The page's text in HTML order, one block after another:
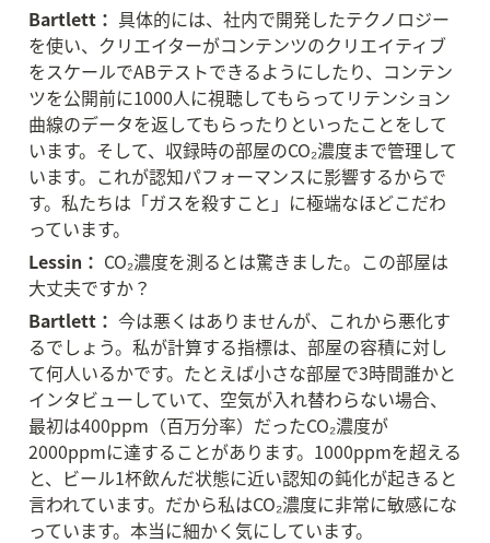
Bartlett： 具体的には、社内で開発したテクノロジー
を使い、クリエイターがコンテンツのクリエイティブ
をスケールでABテストできるようにしたり、コンテン
ツを公開前に1000人に視聴してもらってリテンション
曲線のデータを返してもらったりといったことをして
います。そして、収録時の部屋のCO₂濃度まで管理して
います。これが認知パフォーマンスに影響するからで
す。私たちは「ガスを殺すこと」に極端なほどこだわ
っています。
Lessin： CO₂濃度を測るとは驚きました。この部屋は
大丈夫ですか？
Bartlett： 今は悪くはありませんが、これから悪化す
るでしょう。私が計算する指標は、部屋の容積に対し
て何人いるかです。たとえば小さな部屋で3時間誰かと
インタビューしていて、空気が入れ替わらない場合、
最初は400ppm（百万分率）だったCO₂濃度が
2000ppmに達することがあります。1000ppmを超える
と、ビール1杯飲んだ状態に近い認知の鈍化が起きると
言われています。だから私はCO₂濃度に非常に敏感にな
っています。本当に細かく気にしています。